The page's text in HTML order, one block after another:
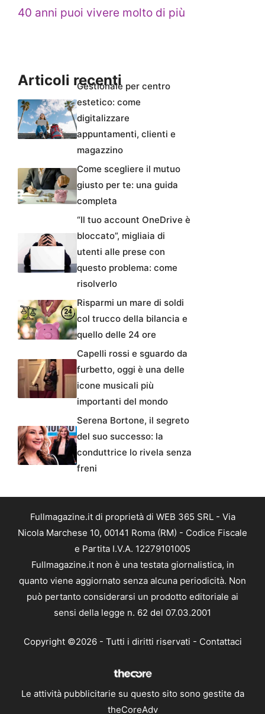
40 anni puoi vivere molto di più
Articoli recentiGestionale per centro
estetico: come
digitalizzare
appuntamenti, clienti e
magazzino
Come scegliere il mutuo
giusto per te: una guida
completa
“Il tuo account OneDrive è
bloccato”, migliaia di
utenti alle prese con
questo problema: come
risolverlo
Risparmi un mare di soldi
col trucco della bilancia e
quello delle 24 ore
Capelli rossi e sguardo da
furbetto, oggi è una delle
icone musicali più
importanti del mondo
Serena Bortone, il segreto
del suo successo: la
conduttrice lo rivela senza
freni
Fullmagazine.it di proprietà di WEB 365 SRL - Via
Nicola Marchese 10, 00141 Roma (RM) - Codice Fiscale
e Partita I.V.A. 12279101005
Fullmagazine.it non è una testata giornalistica, in
quanto viene aggiornato senza alcuna periodicità. Non
può pertanto considerarsi un prodotto editoriale ai
sensi della legge n. 62 del 07.03.2001
Copyright ©2026 - Tutti i diritti riservati - Contattaci
Le attività pubblicitarie su questo sito sono gestite da
theCoreAdv